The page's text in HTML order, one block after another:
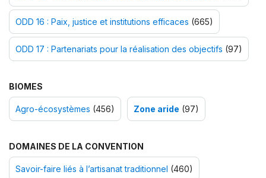
ODD 16 : Paix, justice et institutions efficaces (665)
ODD 17 : Partenariats pour la réalisation des objectifs (97)
BIOMES
Agro-écosystèmes (456) Zone aride (97)
DOMAINES DE LA CONVENTION
Savoir-faire liés à l’artisanat traditionnel (460)